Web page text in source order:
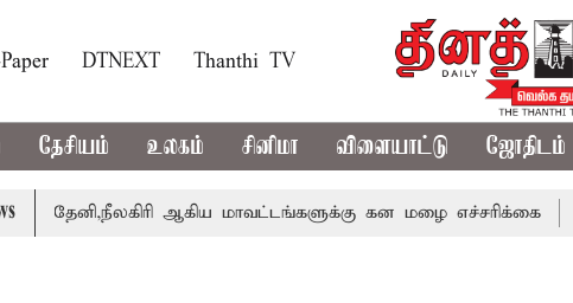
DTNEXT Thanthi TV
தேசியம் உலகம் சினிமா விளையாட்டு ஜோதிடம்
ஆகிய மாவட்டங்களுக்கு கன மழை எச்சரிக்கை